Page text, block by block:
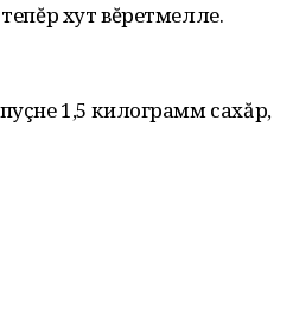
хут вĕретмелле.
1,5 килограмм сахăр,